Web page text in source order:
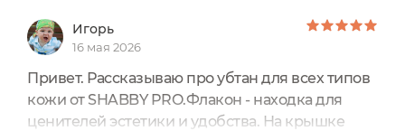
Игорь
16 мая 2026
Привет. Рассказываю про убтан для всех типов
кожи от SHABBY PRO.Флакон - находка для
ценителей эстетики и удобства. На крышке